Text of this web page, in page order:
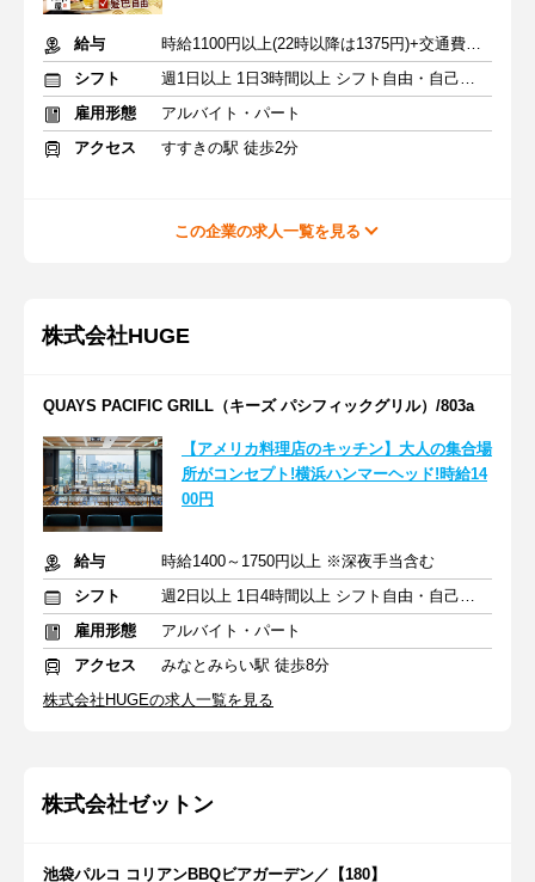
給与
時給1100円以上(22時以降は1375円)+交通費規定内支給
シフト
週1日以上 1日3時間以上 シフト自由・自己申告
雇用形態
アルバイト・パート
アクセス
すすきの駅 徒歩2分
この企業の求人一覧を見る
株式会社HUGE
QUAYS PACIFIC GRILL（キーズ パシフィックグリル）/803a
【アメリカ料理店のキッチン】大人の集合場
所がコンセプト!横浜ハンマーヘッド!時給14
00円
給与
時給1400～1750円以上 ※深夜手当含む
シフト
週2日以上 1日4時間以上 シフト自由・自己申告
雇用形態
アルバイト・パート
アクセス
みなとみらい駅 徒歩8分
株式会社HUGEの求人一覧を見る
株式会社ゼットン
池袋パルコ コリアンBBQビアガーデン／【180】